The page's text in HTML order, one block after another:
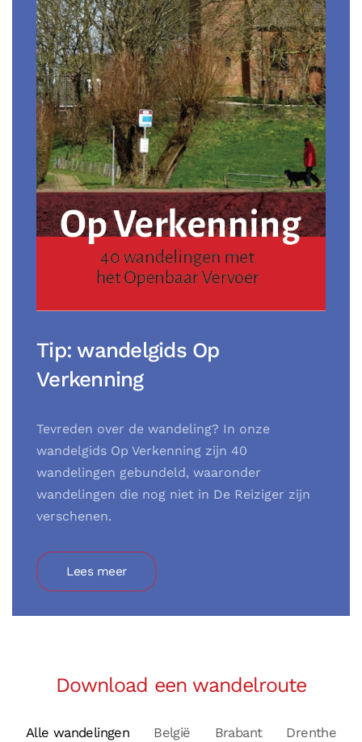
Tip: wandelgids Op
Verkenning
Tevreden over de wandeling? In onze
wandelgids Op Verkenning zijn 40
wandelingen gebundeld, waaronder
wandelingen die nog niet in De Reiziger zijn
verschenen.
Lees meer
Download een wandelroute
Alle wandelingen België Brabant
Drenthe